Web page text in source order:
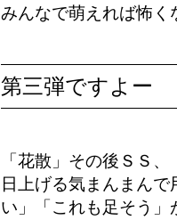
みんなで萌えれば怖
第三弾ですよー
「花散」その後ＳＳ
日上げる気まんまん
い」「これも足そう